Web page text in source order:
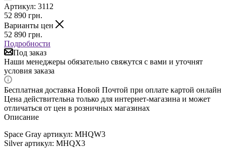
Артикул: 3112
52 890 грн.
Варианты цен
52 890 грн.
Подробности
Под заказ
Наши менеджеры обязательно свяжутся с вами и уточнят
условия заказа
Бесплатная доставка Новой Почтой при оплате картой онлайн
Цена действительна только для интернет-магазина и может
отличаться от цен в розничных магазинах
Описание
Space Gray артикул: MHQW3
Silver артикул: MHQX3